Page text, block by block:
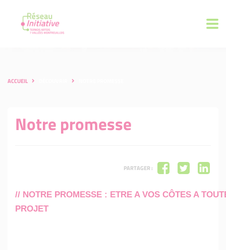
ACCUEIL
Notre promesse
PARTAGER :
// NOTRE PROMESSE : ETRE A VOS CÔTES A
PROJET